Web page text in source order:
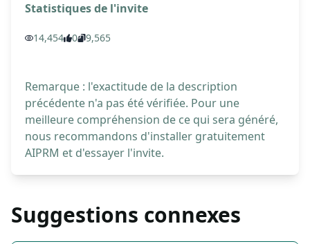
Statistiques de l'invite
14,454 0 9,565
Remarque : l'exactitude de la description
précédente n'a pas été vérifiée. Pour une
meilleure compréhension de ce qui sera généré,
nous recommandons d'installer gratuitement
AIPRM et d'essayer l'invite.
Suggestions connexes